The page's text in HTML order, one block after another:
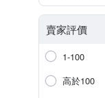
賣家評價
1-100
高於100